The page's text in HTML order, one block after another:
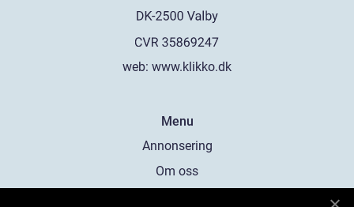
web: www.klikko.dk
Menu
Annonsering
Om oss